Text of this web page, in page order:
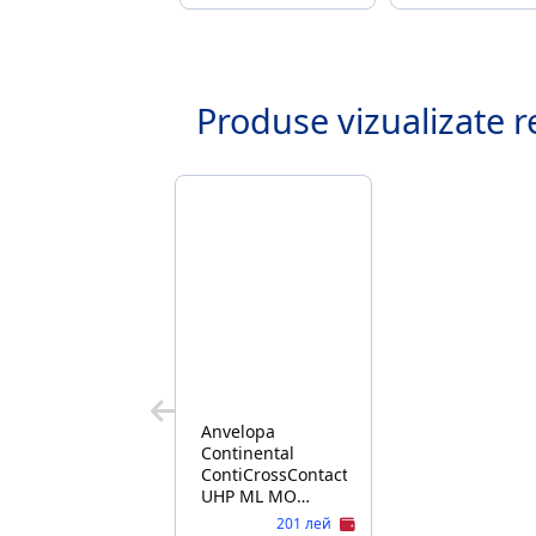
Produse vizualizate
Anvelopa
Continental
ContiCrossContact
UHP ML MO
255/50/R 19/103W
201 лей